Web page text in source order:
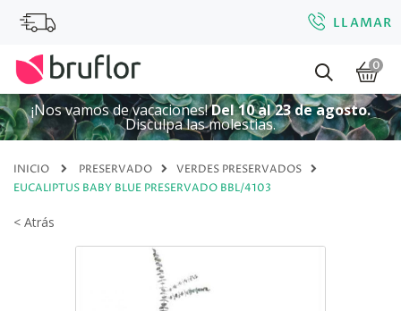
LLAMAR
0
¡Nos vamos de vacaciones!Del 10 al 23 de agosto.
Disculpa las molestias.
INICIO PRESERVADO
VERDES PRESERVADOS
EUCALIPTUS BABY BLUE PRESERVADO BBL/4103
< Atrás